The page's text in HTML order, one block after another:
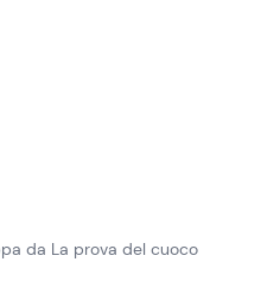
da La prova del cuoco